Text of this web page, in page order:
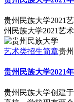
贵州民族大学2021
州民族大学2021艺
艺术类招生简章贵
贵州民族大学2021
贵州民族大学创建